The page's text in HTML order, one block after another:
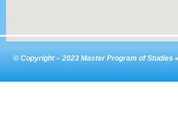
© Copyright – 2023 Master Program of Studies